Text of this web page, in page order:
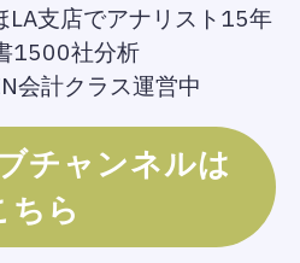
LA支店でアナリスト15年
1500社分析
会計クラス運営中
チャンネルは
ちら